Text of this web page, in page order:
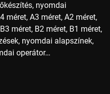
nyomdai
méret, A3 méret, A2 méret,
méret, B2 méret, B1 méret,
nyomdai alapszínek,
operátor…